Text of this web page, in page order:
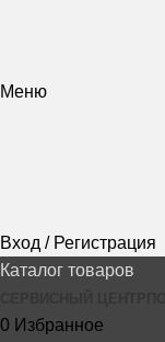
Меню
Вход / Регистрация
Каталог товаров
0 Избранное